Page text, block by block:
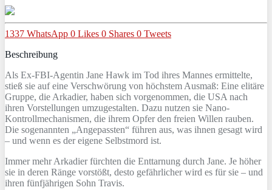
1337 WhatsApp 0 Likes 0 Shares 0 Tweets
Beschreibung
Als Ex-FBI-Agentin Jane Hawk im Tod ihres Mannes ermittelte,
stieß sie auf eine Verschwörung von höchstem Ausmaß: Eine elitäre
Gruppe, die Arkadier, haben sich vorgenommen, die USA nach
ihren Vorstellungen umzugestalten. Dazu nutzen sie Nano-
Kontrollmechanismen, die ihrem Opfer den freien Willen rauben.
Die sogenannten „Angepassten“ führen aus, was ihnen gesagt wird
– und wenn es der eigene Selbstmord ist.
Immer mehr Arkadier fürchten die Enttarnung durch Jane. Je höher
sie in deren Ränge vorstößt, desto gefährlicher wird es für sie – und
ihren fünfjährigen Sohn Travis.